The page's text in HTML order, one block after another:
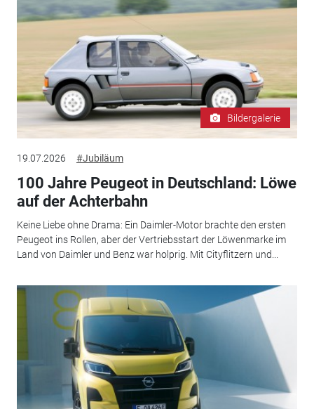
Bildergalerie
19.07.2026 #Jubiläum
100 Jahre Peugeot in Deutschland: Löwe
auf der Achterbahn
Keine Liebe ohne Drama: Ein Daimler-Motor brachte den ersten
Peugeot ins Rollen, aber der Vertriebsstart der Löwenmarke im
Land von Daimler und Benz war holprig. Mit Cityflitzern und...